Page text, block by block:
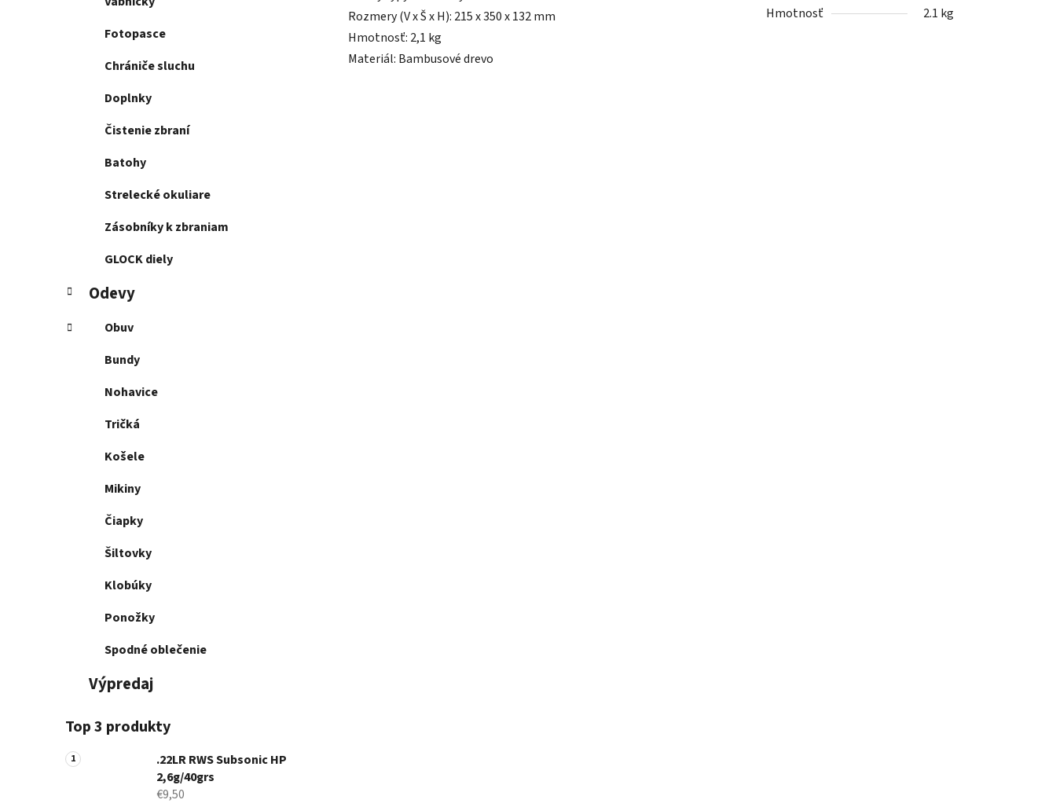
Fotopasce
Chrániče sluchu
Doplnky
Čistenie zbraní
Batohy
Strelecké okuliare
Zásobníky k zbraniam
GLOCK diely
Odevy
Obuv
Bundy
Nohavice
Tričká
Košele
Mikiny
Čiapky
Šiltovky
Klobúky
Ponožky
Spodné oblečenie
Výpredaj
Top 3 produkty
.22LR RWS Subsonic HP
2,6g/40grs
€9,50
Rozmery (V x Š x H): 215 x 350 x 132 mm
Hmotnosť: 2,1 kg
Materiál: Bambusové drevo
Hmotnosť
2.1 kg